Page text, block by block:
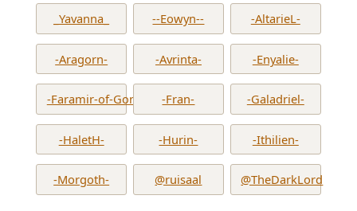
_Yavanna_ --Eowyn-- -AltarieL-
-Aragorn- -Avrinta- -Enyalie-
-Faramir-of-Gondor- -Fran- -Galadriel-
-HaletH- -Hurin- -Ithilien-
-Morgoth- @ruisaal @TheDarkLord